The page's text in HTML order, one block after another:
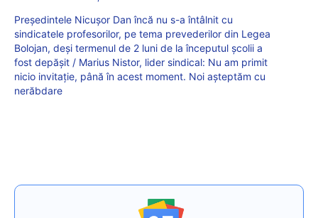
Președintele Nicușor Dan încă nu s-a întâlnit cu
sindicatele profesorilor, pe tema prevederilor din Legea
Bolojan, deși termenul de 2 luni de la începutul școlii a
fost depășit / Marius Nistor, lider sindical: Nu am primit
nicio invitație, până în acest moment. Noi așteptăm cu
nerăbdare